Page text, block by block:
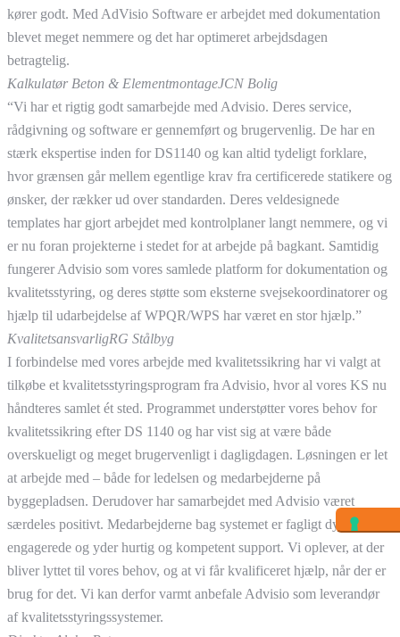
kører godt. Med AdVisio Software er arbejdet med dokumentation
blevet meget nemmere og det har optimeret arbejdsdagen
betragtelig.
Kalkulatør Beton & ElementmontageJCN Bolig
“Vi har et rigtig godt samarbejde med Advisio. Deres service,
rådgivning og software er gennemført og brugervenlig. De har en
stærk ekspertise inden for DS1140 og kan altid tydeligt forklare,
hvor grænsen går mellem egentlige krav fra certificerede statikere og
ønsker, der rækker ud over standarden. Deres veldesignede
templates har gjort arbejdet med kontrolplaner langt nemmere, og vi
er nu foran projekterne i stedet for at arbejde på bagkant. Samtidig
fungerer Advisio som vores samlede platform for dokumentation og
kvalitetsstyring, og deres støtte som eksterne svejsekoordinatorer og
hjælp til udarbejdelse af WPQR/WPS har været en stor hjælp.”
KvalitetsansvarligRG Stålbyg
I forbindelse med vores arbejde med kvalitetssikring har vi valgt at
tilkøbe et kvalitetsstyringsprogram fra Advisio, hvor al vores KS nu
håndteres samlet ét sted. Programmet understøtter vores behov for
kvalitetssikring efter DS 1140 og har vist sig at være både
overskueligt og meget brugervenligt i dagligdagen. Løsningen er let
at arbejde med – både for ledelsen og medarbejderne på
byggepladsen. Derudover har samarbejdet med Advisio været
særdeles positivt. Medarbejderne bag systemet er fagligt dygtige,
engagerede og yder hurtig og kompetent support. Vi oplever, at der
bliver lyttet til vores behov, og at vi får kvalificeret hjælp, når der er
brug for det. Vi kan derfor varmt anbefale Advisio som leverandør
af kvalitetsstyringssystemer.